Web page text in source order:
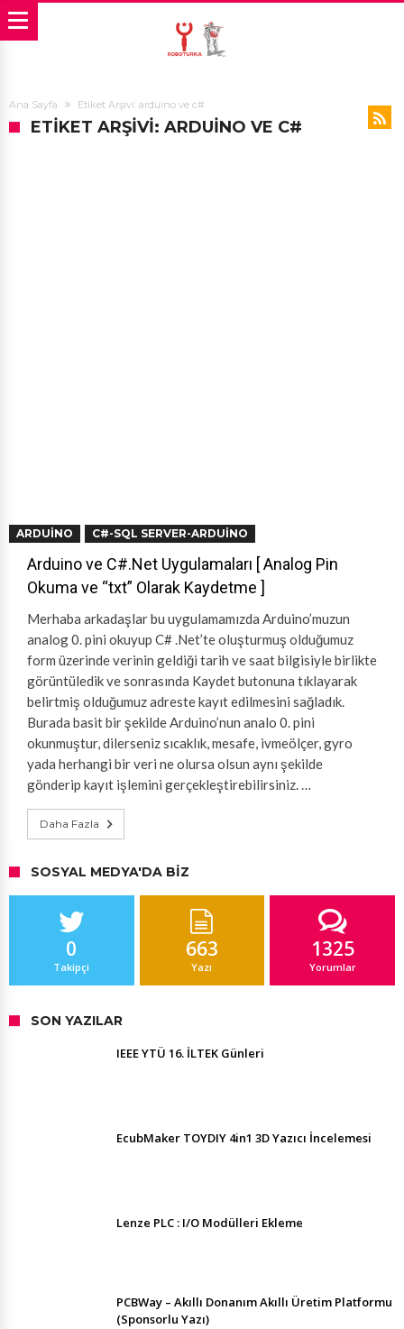
Ana Sayfa Etiket Arşivi: arduino ve c#
ETIKET ARŞIVI: ARDUINO VE C#
ARDUINO C#-SQL SERVER-ARDUINO
Arduino ve C#.Net Uygulamaları [ Analog Pin
Okuma ve “txt” Olarak Kaydetme ]
Merhaba arkadaşlar bu uygulamamızda Arduino’muzun
analog 0. pini okuyup C# .Net’te oluşturmuş olduğumuz
form üzerinde verinin geldiği tarih ve saat bilgisiyle birlikte
görüntüledik ve sonrasında Kaydet butonuna tıklayarak
belirtmiş olduğumuz adreste kayıt edilmesini sağladık.
Burada basit bir şekilde Arduino’nun analo 0. pini
okunmuştur, dilerseniz sıcaklık, mesafe, ivmeölçer, gyro
yada herhangi bir veri ne olursa olsun aynı şekilde
gönderip kayıt işlemini gerçekleştirebilirsiniz. …
Daha Fazla
SOSYAL MEDYA'DA BIZ
0
Takipçi
663
Yazı
1325
Yorumlar
SON YAZILAR
IEEE YTÜ 16. İLTEK Günleri
EcubMaker TOYDIY 4in1 3D Yazıcı İncelemesi
Lenze PLC : I/O Modülleri Ekleme
PCBWay – Akıllı Donanım Akıllı Üretim Platformu
(Sponsorlu Yazı)